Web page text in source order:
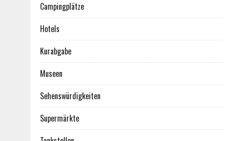
Campingplätze
Hotels
Kurabgabe
Museen
Sehenswürdigkeiten
Supermärkte